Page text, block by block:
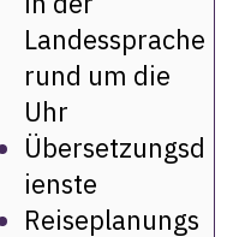
Landessprache
rund um die
Uhr
Übersetzungsd
ienste
Reiseplanungs